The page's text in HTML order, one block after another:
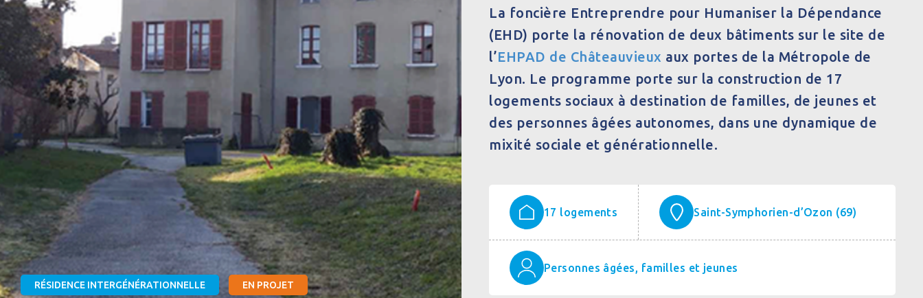
RÉSIDENCE INTERGÉNÉRATIONNELLE EN PROJET
La foncière Entreprendre pour Humaniser la Dépendance
(EHD) porte la rénovation de deux bâtiments sur le site de
l’EHPAD de Châteauvieux aux portes de la Métropole de
Lyon. Le programme porte sur la construction de 17
logements sociaux à destination de familles, de jeunes et
des personnes âgées autonomes, dans une dynamique de
mixité sociale et générationnelle.
17 logements Saint-Symphorien-d’Ozon (69)
Personnes âgées, familles et jeunes